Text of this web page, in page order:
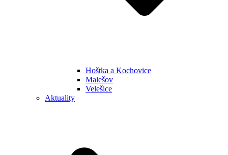
Hoštka a Kochovice
Malešov
Velešice
Aktuality